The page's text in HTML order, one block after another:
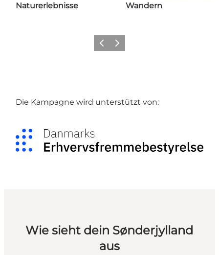
Naturerlebnisse Wandern
ZurückWeiter
Die Kampagne wird unterstützt von:
Wie sieht dein Sønderjylland
aus